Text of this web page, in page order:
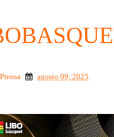
agosto 09, 2025